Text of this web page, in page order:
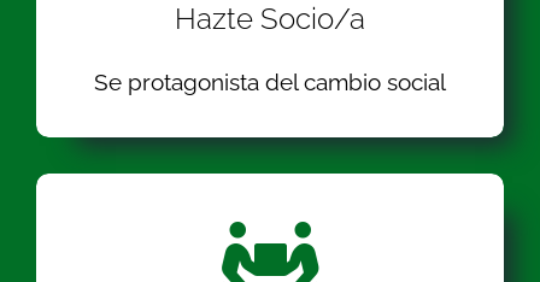
Hazte Socio/a
Se protagonista del cambio social